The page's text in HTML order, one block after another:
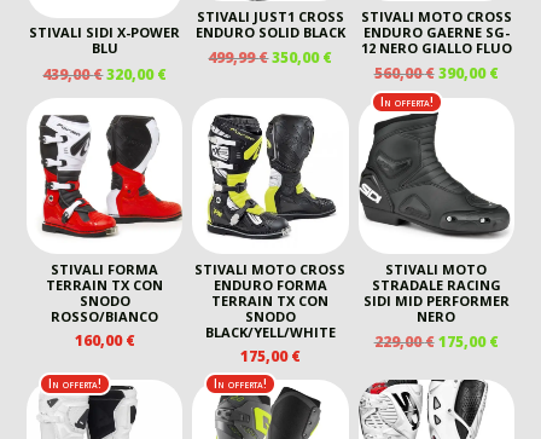
STIVALI SIDI X-POWER
BLU
439,00€IL
PREZZO
ORIGINALE
ERA:
439,00 €.
320,00€IL
PREZZO
ATTUALE
320,00 €.
STIVALI JUST1 CROSS
ENDURO SOLID BLACK
499,99€IL
ORIGINALE
ERA:
499,99 €.
350,00€IL
PREZZO
ATTUALE
350,00 €.
STIVALI MOTO CROSS
ENDURO GAERNE SG-
12 NERO GIALLO FLUO
560,00€ IL
PREZZO
ORIGINALE
560,00 €.
390,00€IL
STIVALI FORMA
TERRAIN TX CON
SNODO
ROSSO/BIANCO
160,00€
STIVALI MOTO CROSS
ENDURO FORMA
TERRAIN TX CON
SNODO
BLACK/YELL/WHITE
175,00€
In offerta!
STIVALI MOTO
STRADALE RACING
SIDI MID PERFORMER
NERO
229,00€ IL
ORIGINALE
ERA:
229,00 €.
175,00€IL
In offerta! In offerta!